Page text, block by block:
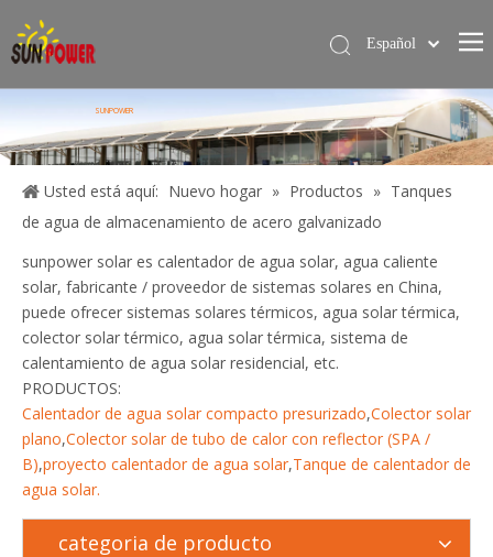
Calentador de agua solar
Servicios
Proyecto
Blog
Sobre nosotros
Contáctame
Español
English
SUNPOWER
Usted está aquí: Nuevo hogar » Productos » Tanques
de agua de almacenamiento de acero galvanizado
sunpower solar es calentador de agua solar, agua caliente
solar, fabricante / proveedor de sistemas solares en China,
puede ofrecer sistemas solares térmicos, agua solar térmica,
colector solar térmico, agua solar térmica, sistema de
calentamiento de agua solar residencial, etc.
PRODUCTOS:
Calentador de agua solar compacto presurizado,Colector solar
plano,Colector solar de tubo de calor con reflector (SPA /
B),proyecto calentador de agua solar,Tanque de calentador de
agua solar.
categoria de producto